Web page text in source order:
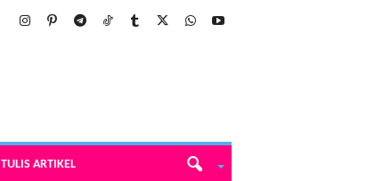
TULIS ARTIKEL